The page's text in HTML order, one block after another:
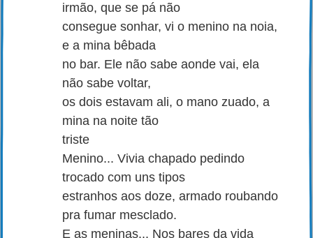
irmão, que se pá não
consegue sonhar, vi o menino na noia,
e a mina bêbada
no bar. Ele não sabe aonde vai, ela
não sabe voltar,
os dois estavam ali, o mano zuado, a
mina na noite tão
triste
Menino... Vivia chapado pedindo
trocado com uns tipos
estranhos aos doze, armado roubando
pra fumar mesclado.
E as meninas... Nos bares da vida